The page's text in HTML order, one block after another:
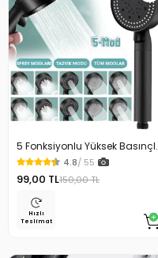
5 Fonksiyonlu Yüksek Basınçlı
Ayarlı Duş Başlığı
4.8/ 55
99,00 TL150,00 TL
Hızlı
Teslimat